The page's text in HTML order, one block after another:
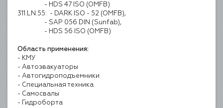
- HDS 47 ISO (OMFB)
311.LN.55: - DARK ISO - 52 (OMFB),
- SAP 056 DIN (Sunfab),
- HDS 56 ISO (OMFB)
Область применения:
- КМУ
- Автоэвакуаторы
- Автогидро­подъемники
- Специальная техника
- Самосвалы
- Гидроборта